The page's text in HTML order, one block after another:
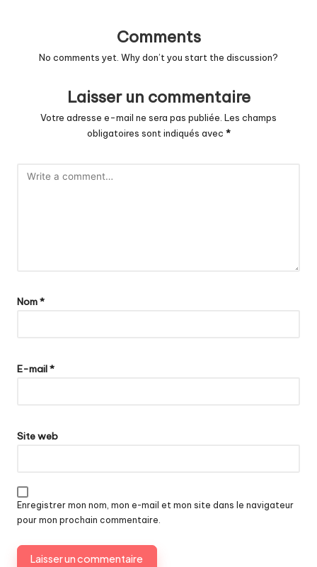
Comments
No comments yet. Why don’t you start the discussion?
Laisser un commentaire
Votre adresse e-mail ne sera pas publiée. Les champs
obligatoires sont indiqués avec *
Nom*
E-mail*
Site web
Enregistrer mon nom, mon e-mail et mon site dans le navigateur
pour mon prochain commentaire.